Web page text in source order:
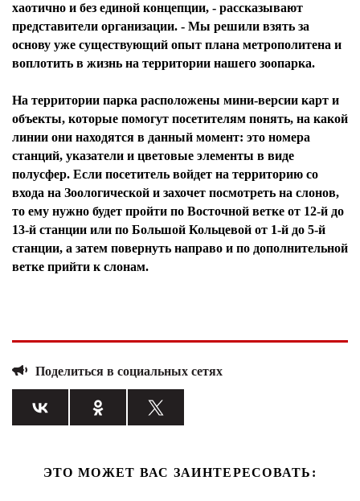
хаотично и без единой концепции, - рассказывают
представители организации. - Мы решили взять за
основу уже существующий опыт плана метрополитена и
воплотить в жизнь на территории нашего зоопарка.
На территории парка расположены мини-версии карт и
объекты, которые помогут посетителям понять, на какой
линии они находятся в данный момент: это номера
станций, указатели и цветовые элементы в виде
полусфер. Если посетитель войдет на территорию со
входа на Зоологической и захочет посмотреть на слонов,
то ему нужно будет пройти по Восточной ветке от 12-й до
13-й станции или по Большой Кольцевой от 1-й до 5-й
станции, а затем повернуть направо и по дополнительной
ветке прийти к слонам.
Поделиться в социальных сетях
ЭТО МОЖЕТ ВАС ЗАИНТЕРЕСОВАТЬ: